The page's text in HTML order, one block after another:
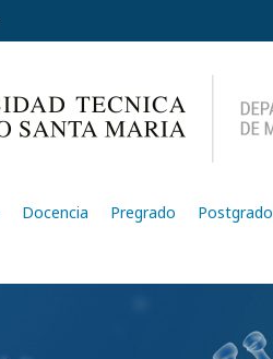
Docencia Pregrado Postgrado